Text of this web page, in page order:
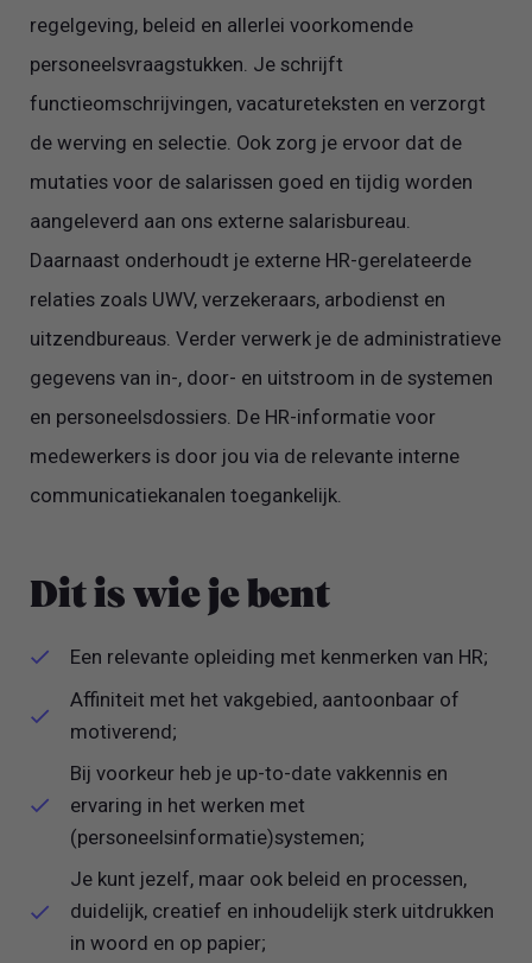
regelgeving, beleid en allerlei voorkomende
personeelsvraagstukken. Je schrijft
functieomschrijvingen, vacatureteksten en verzorgt
de werving en selectie. Ook zorg je ervoor dat de
mutaties voor de salarissen goed en tijdig worden
aangeleverd aan ons externe salarisbureau.
Daarnaast onderhoudt je externe HR-gerelateerde
relaties zoals UWV, verzekeraars, arbodienst en
uitzendbureaus. Verder verwerk je de administratieve
gegevens van in-, door- en uitstroom in de systemen
en personeelsdossiers. De HR-informatie voor
medewerkers is door jou via de relevante interne
communicatiekanalen toegankelijk.
Dit is wie je bent
Een relevante opleiding met kenmerken van HR;
Affiniteit met het vakgebied, aantoonbaar of
motiverend;
Bij voorkeur heb je up-to-date vakkennis en
ervaring in het werken met
(personeelsinformatie)systemen;
Je kunt jezelf, maar ook beleid en processen,
duidelijk, creatief en inhoudelijk sterk uitdrukken
in woord en op papier;